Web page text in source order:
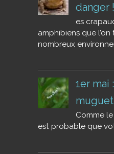
danger !
es
amphibiens que
nombreux
1er mai
muguet
Comme
est probable que